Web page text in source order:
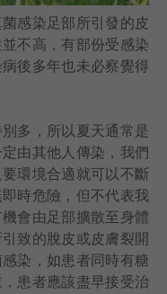
感染足部所引發的皮
不高，有部份受感染
後多年也未必察覺得
多，所以夏天通常是
由其他人傳染，我們
環境合適就可以不斷
時危險，但不代表我
會由足部擴散至身體
致的脫皮或皮膚裂開
染，如患者同時有糖
患者應該盡早接受治